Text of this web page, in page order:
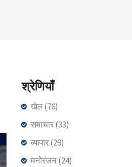
श्रेणियाँ
खेल(76)
समाचार(33)
व्यापार(29)
मनोरंजन(24)